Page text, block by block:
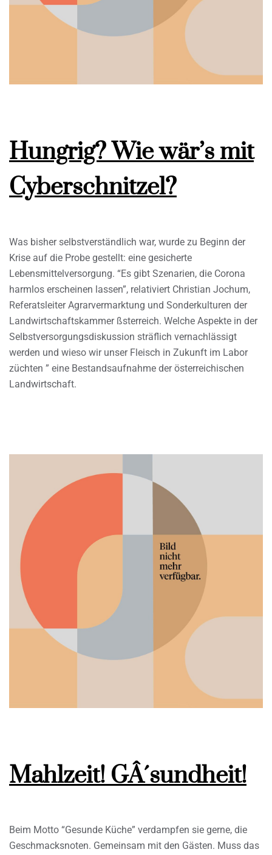
Hungrig? Wie wär’s mit
Cyberschnitzel?
Was bisher selbstverständlich war, wurde zu Beginn der
Krise auf die Probe gestellt: eine gesicherte
Lebensmittelversorgung. “Es gibt Szenarien, die Corona
harmlos erscheinen lassen”, relativiert Christian Jochum,
Referatsleiter Agrarvermarktung und Sonderkulturen der
Landwirtschaftskammer ßsterreich. Welche Aspekte in der
Selbstversorgungsdiskussion sträflich vernachlässigt
werden und wieso wir unser Fleisch in Zukunft im Labor
züchten ” eine Bestandsaufnahme der österreichischen
Landwirtschaft.
Mahlzeit! GÂ´sundheit!
Beim Motto “Gesunde Küche” verdampfen sie gerne, die
Geschmacksnoten. Gemeinsam mit den Gästen. Muss das